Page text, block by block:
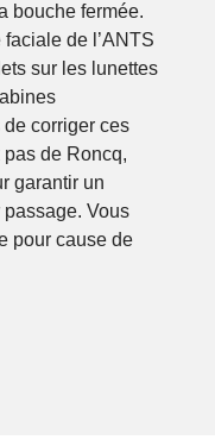
bouche fermée.
de l’ANTS
sur les lunettes
corriger ces
de Roncq,
garantir un
Vous
pour cause de